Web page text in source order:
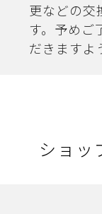
更などの交
す。予めご
だきますよ
ショッ